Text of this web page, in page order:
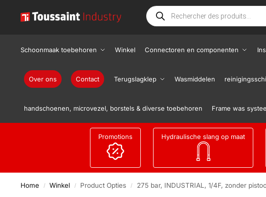
Schoonmaak toebehoren Winkel Connectoren en componenten
Over ons Contact Terugslagklep Wasmiddelen
handschoenen, microvezel, borstels & diverse toebehoren Frame was
Promotions Hydraulische slang op maat
Home / Winkel / Product Opties / 275 bar, INDUSTRIAL, 1/4F, zonder